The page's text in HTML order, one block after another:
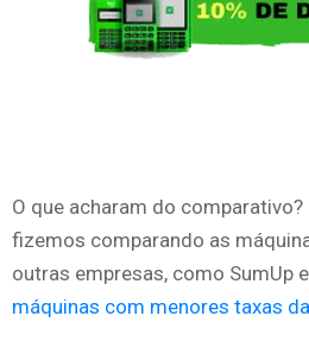
O que acharam do
fizemos comparando as
outras empresas, como SumUp
máquinas com menores taxas